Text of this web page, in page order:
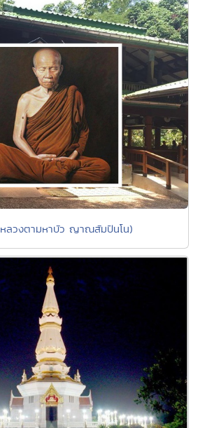
หลวงตามหาบัว ญาณสัมปันโน)